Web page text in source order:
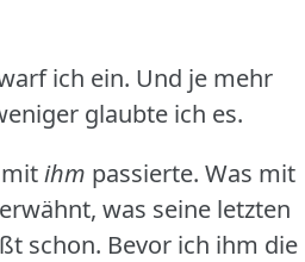
ich ein. Und je mehr
glaubte ich es.
ihm passierte. Was mit
was seine letzten
schon. Bevor ich ihm die